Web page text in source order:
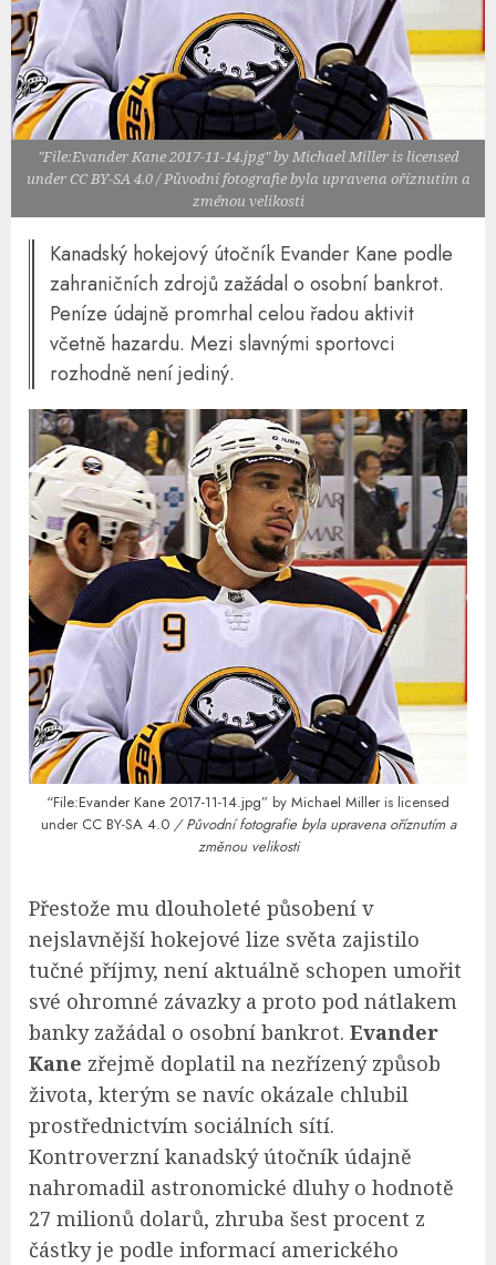
"File:Evander Kane 2017-11-14.jpg" by Michael Miller is licensed
under CC BY-SA 4.0 / Původní fotografie byla upravena oříznutím a
změnou velikosti
Kanadský hokejový útočník Evander Kane podle
zahraničních zdrojů zažádal o osobní bankrot.
Peníze údajně promrhal celou řadou aktivit
včetně hazardu. Mezi slavnými sportovci
rozhodně není jediný.
“File:Evander Kane 2017-11-14.jpg” by Michael Miller is licensed
under CC BY-SA 4.0 / Původní fotografie byla upravena oříznutím a
změnou velikosti
Přestože mu dlouholeté působení v
nejslavnější hokejové lize světa zajistilo
tučné příjmy, není aktuálně schopen umořit
své ohromné závazky a proto pod nátlakem
banky zažádal o osobní bankrot. Evander
Kane zřejmě doplatil na nezřízený způsob
života, kterým se navíc okázale chlubil
prostřednictvím sociálních sítí.
Kontroverzní kanadský útočník údajně
nahromadil astronomické dluhy o hodnotě
27 milionů dolarů, zhruba šest procent z
částky je podle informací amerického